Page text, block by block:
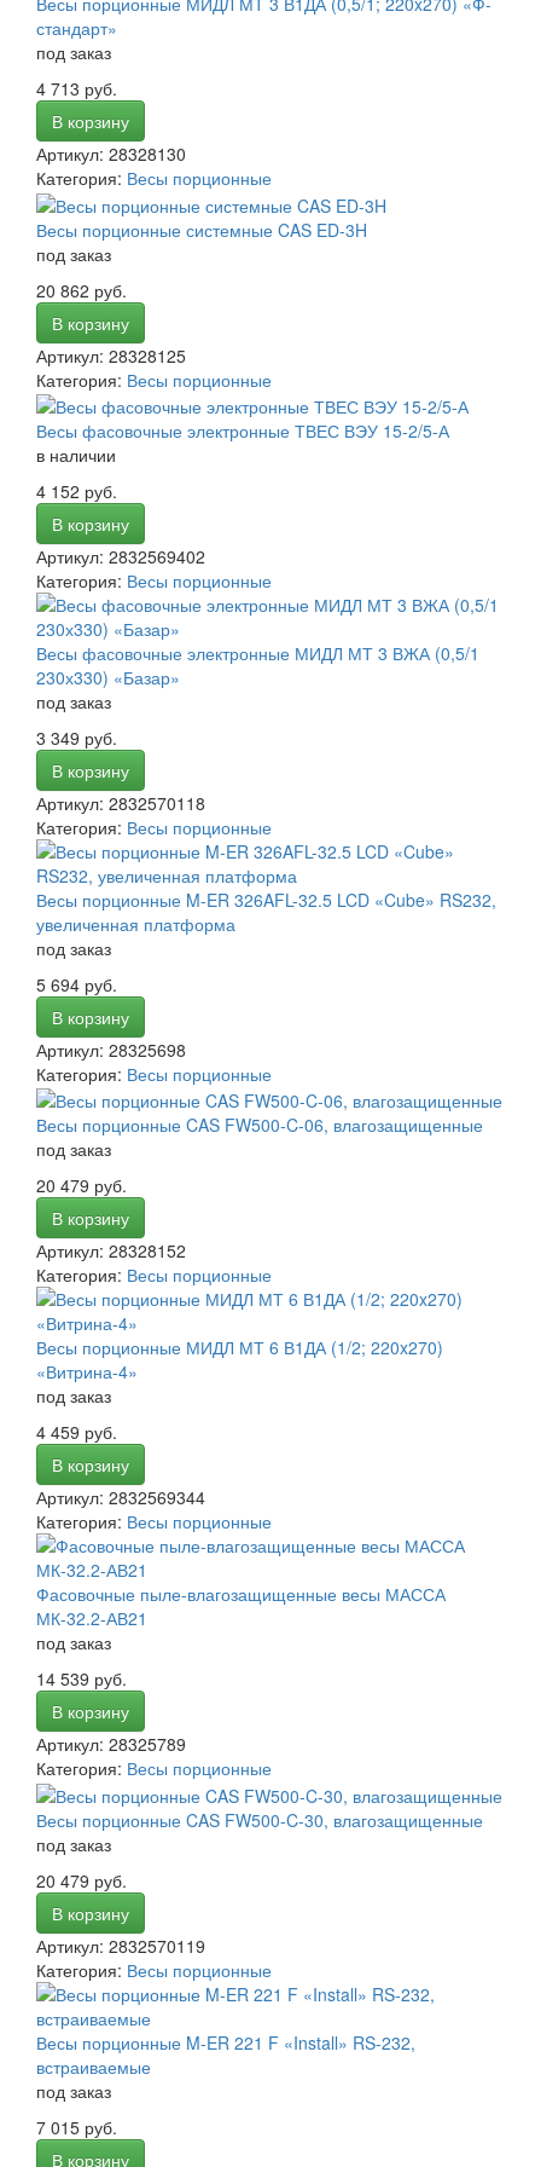
стандарт»
под заказ
4 713 руб.
В корзину
Артикул: 28328130
Категория: Весы порционные
Весы порционные системные CAS ED-3H
под заказ
20 862 руб.
В корзину
Артикул: 28328125
Категория: Весы порционные
Весы фасовочные электронные ТВЕС ВЭУ 15-2/5-А
в наличии
4 152 руб.
В корзину
Артикул: 2832569402
Категория: Весы порционные
Весы фасовочные электронные МИДЛ МТ 3 ВЖА (0,5/1
230х330) «Базар»
под заказ
3 349 руб.
В корзину
Артикул: 2832570118
Категория: Весы порционные
Весы порционные M-ER 326AFL-32.5 LCD «Cube» RS232,
увеличенная платформа
под заказ
5 694 руб.
В корзину
Артикул: 28325698
Категория: Весы порционные
Весы порционные CAS FW500-C-06, влагозащищенные
под заказ
20 479 руб.
В корзину
Артикул: 28328152
Категория: Весы порционные
Весы порционные МИДЛ МТ 6 В1ДА (1/2; 220x270)
«Витрина-4»
под заказ
4 459 руб.
В корзину
Артикул: 2832569344
Категория: Весы порционные
Фасовочные пыле-влагозащищенные весы МАССА
МК-32.2-АВ21
под заказ
14 539 руб.
В корзину
Артикул: 28325789
Категория: Весы порционные
Весы порционные CAS FW500-C-30, влагозащищенные
под заказ
20 479 руб.
В корзину
Артикул: 2832570119
Категория: Весы порционные
Весы порционные M-ER 221 F «Install»​​ RS-232,
встраиваемые
под заказ
7 015 руб.
В корзину